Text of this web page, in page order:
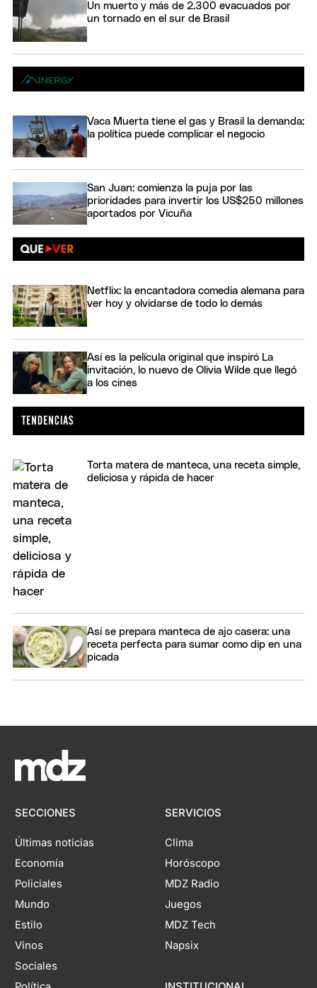
Un muerto y más de 2.300 evacuados por
un tornado en el sur de Brasil
Vaca Muerta tiene el gas y Brasil la demanda:
la política puede complicar el negocio
San Juan: comienza la puja por las
prioridades para invertir los US$250 millones
aportados por Vicuña
Netflix: la encantadora comedia alemana para
ver hoy y olvidarse de todo lo demás
Así es la película original que inspiró La
invitación, lo nuevo de Olivia Wilde que llegó
a los cines
Torta matera de manteca, una receta simple,
deliciosa y rápida de hacer
Así se prepara manteca de ajo casera: una
receta perfecta para sumar como dip en una
picada
SECCIONES
Últimas noticias
Economía
Policiales
Mundo
Estilo
Vinos
Sociales
SERVICIOS
Clima
Horóscopo
MDZ Radio
Juegos
MDZ Tech
Napsix